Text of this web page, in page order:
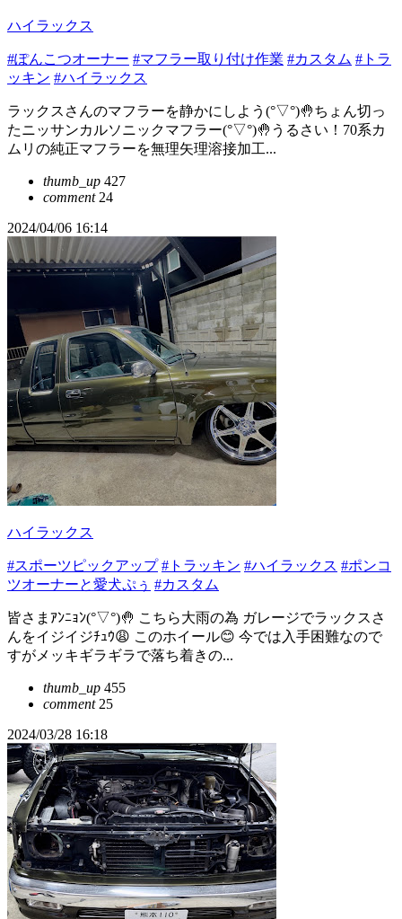
ハイラックス
#ぽんこつオーナー #マフラー取り付け作業 #カスタム #トラ
ッキン #ハイラックス
ラックスさんのマフラーを静かにしよう(°▽°)🤚ちょん切っ
たニッサンカルソニックマフラー(°▽°)🤚うるさい！70系カ
ムリの純正マフラーを無理矢理溶接加工...
thumb_up 427
comment24
2024/04/06 16:14
ハイラックス
#スポーツピックアップ #トラッキン #ハイラックス #ポンコ
ツオーナーと愛犬ぷぅ #カスタム
皆さまｱﾝﾆｮﾝ(°▽°)🤚 こちら大雨の為 ガレージでラックスさ
んをイジイジﾁｭｳ😩 このホイール😊 今では入手困難なので
すがメッキギラギラで落ち着きの...
thumb_up 455
comment25
2024/03/28 16:18